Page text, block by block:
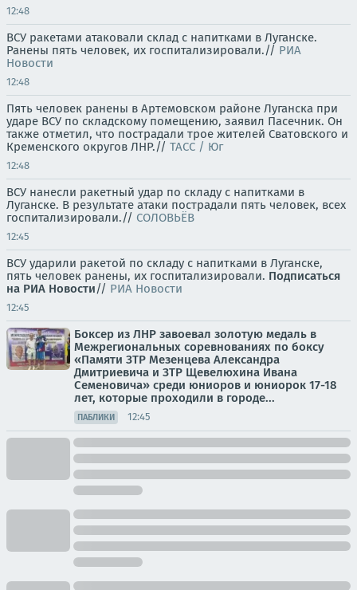
12:48
ВСУ ракетами атаковали склад с напитками в Луганске.
Ранены пять человек, их госпитализировали.// РИА
Новости
12:48
Пять человек ранены в Артемовском районе Луганска при
ударе ВСУ по складскому помещению, заявил Пасечник. Он
также отметил, что пострадали трое жителей Сватовского и
Кременского округов ЛНР.// ТАСС / Юг
12:48
ВСУ нанесли ракетный удар по складу с напитками в
Луганске. В результате атаки пострадали пять человек, всех
госпитализировали.// СОЛОВЬЁВ
12:45
ВСУ ударили ракетой по складу с напитками в Луганске,
пять человек ранены, их госпитализировали. Подписаться
на РИА Новости// РИА Новости
12:45
Боксер из ЛНР завоевал золотую медаль в
Межрегиональных соревнованиях по боксу
«Памяти ЗТР Мезенцева Александра
Дмитриевича и ЗТР Щевелюхина Ивана
Семеновича» среди юниоров и юниорок 17-18
лет, которые проходили в городе...
ПАБЛИКИ 12:45